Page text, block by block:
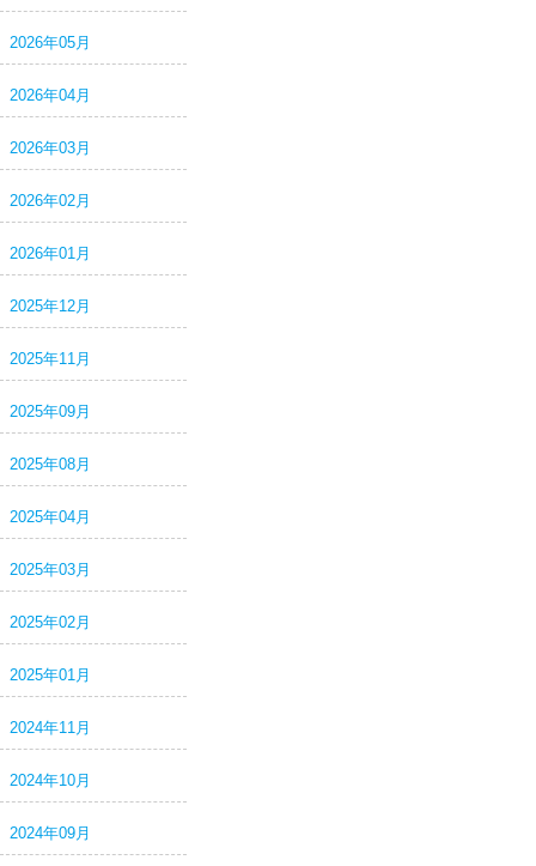
2026年05月
2026年04月
2026年03月
2026年02月
2026年01月
2025年12月
2025年11月
2025年09月
2025年08月
2025年04月
2025年03月
2025年02月
2025年01月
2024年11月
2024年10月
2024年09月